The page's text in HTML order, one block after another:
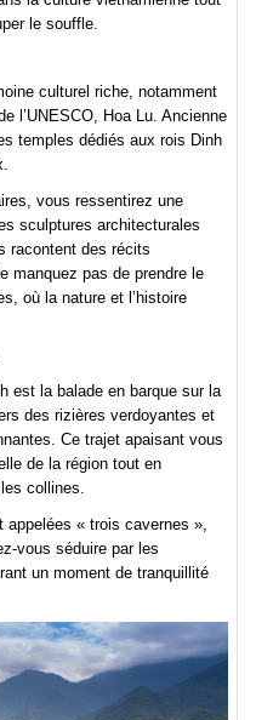
le souffle.
culturel riche, notamment
l’UNESCO, Hoa Lu. Ancienne
temples dédiés aux rois Dinh
vous ressentirez une
sculptures architecturales
racontent des récits
manquez pas de prendre le
où la nature et l’histoire
est la balade en barque sur la
des rizières verdoyantes et
Ce trajet apaisant vous
de la région tout en
collines.
appelées « trois cavernes »,
vous séduire par les
un moment de tranquillité